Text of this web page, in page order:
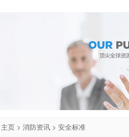
主页 > 消防资讯 > 安全标准